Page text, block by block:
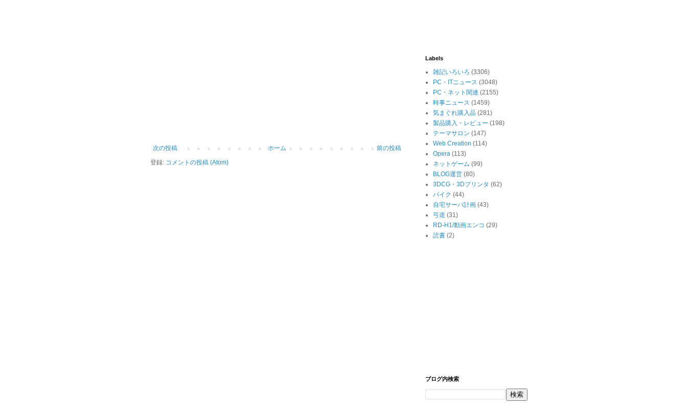
次の投稿 前の投稿
ホーム
登録: コメントの投稿 (Atom)
Labels
雑記いろいろ (3306)
PC・ITニュース (3048)
PC・ネット関連 (2155)
時事ニュース (1459)
気まぐれ購入品 (281)
製品購入・レビュー (198)
テーマサロン (147)
Web Creation (114)
Opera (113)
ネットゲーム (99)
BLOG運営 (80)
3DCG・3Dプリンタ (62)
バイク (44)
自宅サーバ計画 (43)
弓道 (31)
RD-H1/動画エンコ (29)
読書 (2)
ブログ内検索